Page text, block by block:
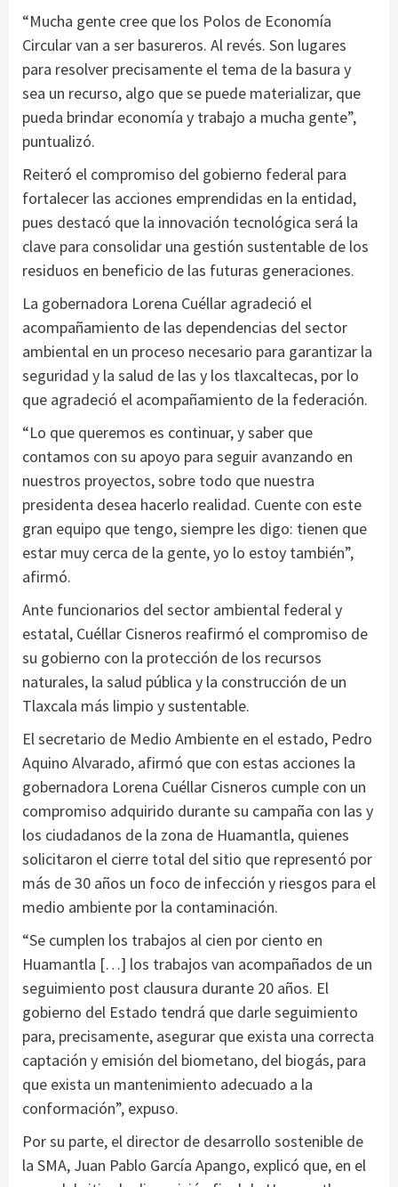
“Mucha gente cree que los Polos de Economía
Circular van a ser basureros. Al revés. Son lugares
para resolver precisamente el tema de la basura y
sea un recurso, algo que se puede materializar, que
pueda brindar economía y trabajo a mucha gente”,
puntualizó.
Reiteró el compromiso del gobierno federal para
fortalecer las acciones emprendidas en la entidad,
pues destacó que la innovación tecnológica será la
clave para consolidar una gestión sustentable de los
residuos en beneficio de las futuras generaciones.
La gobernadora Lorena Cuéllar agradeció el
acompañamiento de las dependencias del sector
ambiental en un proceso necesario para garantizar la
seguridad y la salud de las y los tlaxcaltecas, por lo
que agradeció el acompañamiento de la federación.
“Lo que queremos es continuar, y saber que
contamos con su apoyo para seguir avanzando en
nuestros proyectos, sobre todo que nuestra
presidenta desea hacerlo realidad. Cuente con este
gran equipo que tengo, siempre les digo: tienen que
estar muy cerca de la gente, yo lo estoy también”,
afirmó.
Ante funcionarios del sector ambiental federal y
estatal, Cuéllar Cisneros reafirmó el compromiso de
su gobierno con la protección de los recursos
naturales, la salud pública y la construcción de un
Tlaxcala más limpio y sustentable.
El secretario de Medio Ambiente en el estado, Pedro
Aquino Alvarado, afirmó que con estas acciones la
gobernadora Lorena Cuéllar Cisneros cumple con un
compromiso adquirido durante su campaña con las y
los ciudadanos de la zona de Huamantla, quienes
solicitaron el cierre total del sitio que representó por
más de 30 años un foco de infección y riesgos para el
medio ambiente por la contaminación.
“Se cumplen los trabajos al cien por ciento en
Huamantla […] los trabajos van acompañados de un
seguimiento post clausura durante 20 años. El
gobierno del Estado tendrá que darle seguimiento
para, precisamente, asegurar que exista una correcta
captación y emisión del biometano, del biogás, para
que exista un mantenimiento adecuado a la
conformación”, expuso.
Por su parte, el director de desarrollo sostenible de
la SMA, Juan Pablo García Apango, explicó que, en el